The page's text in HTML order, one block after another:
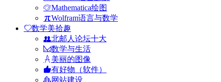
Mathematica绘图
Wolfram语言与数学
数学美拾趣
北邮人论坛十大
数学与生活
美丽的图像
有好物（软件）
网站建设